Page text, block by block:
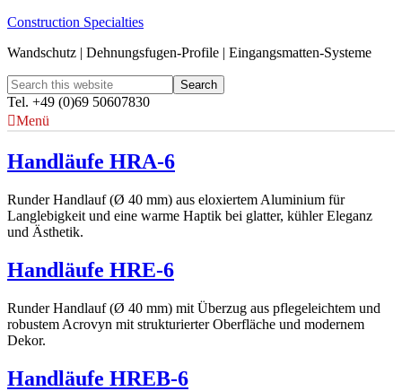
Construction Specialties
Wandschutz | Dehnungsfugen-Profile | Eingangsmatten-Systeme
Tel. +49 (0)69 50607830
Menü
Handläufe HRA-6
Runder Handlauf (Ø 40 mm) aus eloxiertem Aluminium für
Langlebigkeit und eine warme Haptik bei glatter, kühler Eleganz
und Ästhetik.
Handläufe HRE-6
Runder Handlauf (Ø 40 mm) mit Überzug aus pflegeleichtem und
robustem Acrovyn mit strukturierter Oberfläche und modernem
Dekor.
Handläufe HREB-6